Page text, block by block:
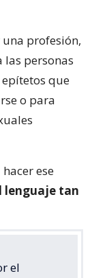
una profesión,
las personas
que
o para
ese
lenguaje tan
el